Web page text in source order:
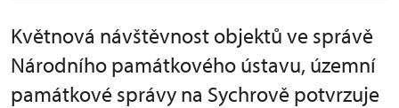
Květnová návštěvnost objektů ve správě
Národního památkového ústavu, územní
památkové správy na Sychrově potvrzuje